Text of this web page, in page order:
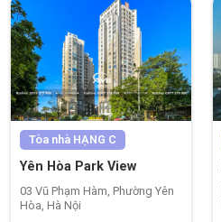
Tòa nhà HẠNG C
Yên Hòa Park View
03 Vũ Phạm Hàm, Phường Yên
Hòa, Hà Nội